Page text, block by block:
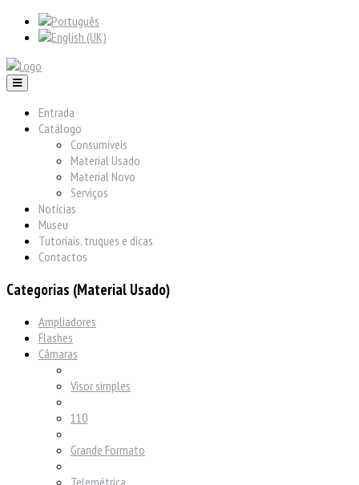
Entrada
Catálogo
Consumíveis
Material Usado
Material Novo
Serviços
Notícias
Museu
Tutoriais, truques e dicas
Contactos
Categorias (Material Usado)
Ampliadores
Flashes
Câmaras
Visor simples
110
Grande Formato